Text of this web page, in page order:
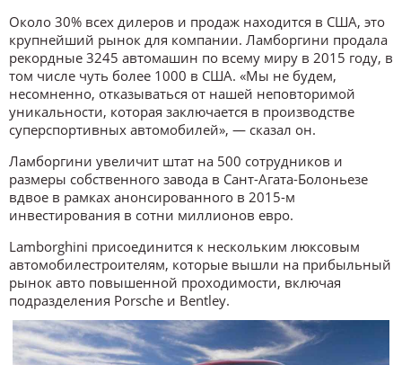
Около 30% всех дилеров и продаж находится в США, это
крупнейший рынок для компании. Ламборгини продала
рекордные 3245 автомашин по всему миру в 2015 году, в
том числе чуть более 1000 в США. «Мы не будем,
несомненно, отказываться от нашей неповторимой
уникальности, которая заключается в производстве
суперспортивных автомобилей», — сказал он.
Ламборгини увеличит штат на 500 сотрудников и
размеры собственного завода в Сант-Агата-Болоньезе
вдвое в рамках анонсированного в 2015-м
инвестирования в сотни миллионов евро.
Lamborghini присоединится к нескольким люксовым
автомобилестроителям, которые вышли на прибыльный
рынок авто повышенной проходимости, включая
подразделения Porsche и Bentley.